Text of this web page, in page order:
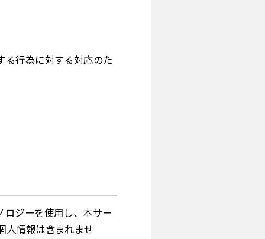
る行為に対する対応のた
ジーを使用し、本サー
人情報は含まれませ